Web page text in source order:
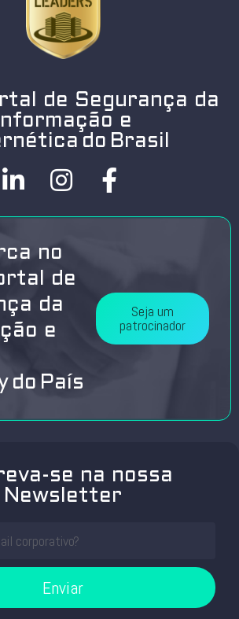
de Segurança da
Informação e
do Brasil
no
de
da
e
do País
Seja um
patrocinador
se na nossa
Newsletter
Enviar